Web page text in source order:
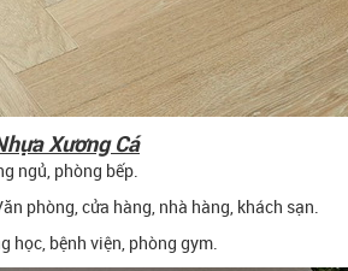
Xương Cá
ngủ, phòng bếp.
phòng, cửa hàng, nhà hàng, khách sạn.
học, bệnh viện, phòng gym.